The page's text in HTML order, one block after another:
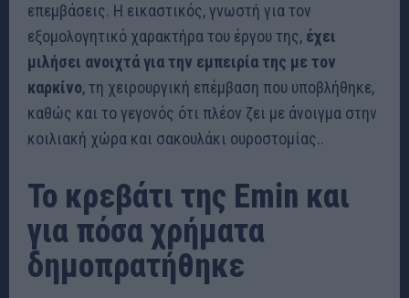
επεμβάσεις. Η εικαστικός, γνωστή για τον
εξομολογητικό χαρακτήρα του έργου της, έχει
μιλήσει ανοιχτά για την εμπειρία της με τον
καρκίνο, τη χειρουργική επέμβαση που υποβλήθηκε,
καθώς και το γεγονός ότι πλέον ζει με άνοιγμα στην
κοιλιακή χώρα και σακουλάκι ουροστομίας..
Το κρεβάτι της Emin και
για πόσα χρήματα
δημοπρατήθηκε